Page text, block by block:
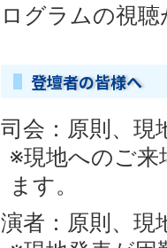
ログラムの視
登壇者の皆様へ
司会：原則、現
※現地へのご来
ます。
演者：原則、現